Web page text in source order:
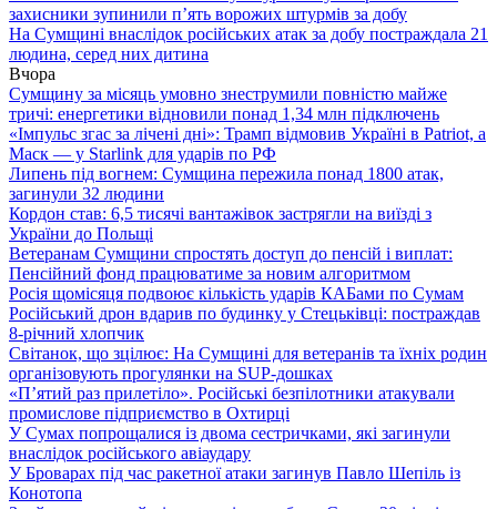
захисники зупинили п’ять ворожих штурмів за добу
На Сумщині внаслідок російських атак за добу постраждала 21
людина, серед них дитина
Вчора
Сумщину за місяць умовно знеструмили повністю майже
тричі: енергетики відновили понад 1,34 млн підключень
«Імпульс згас за лічені дні»: Трамп відмовив Україні в Patriot, а
Маск — у Starlink для ударів по РФ
Липень під вогнем: Сумщина пережила понад 1800 атак,
загинули 32 людини
Кордон став: 6,5 тисячі вантажівок застрягли на виїзді з
України до Польщі
Ветеранам Сумщини спростять доступ до пенсій і виплат:
Пенсійний фонд працюватиме за новим алгоритмом
Росія щомісяця подвоює кількість ударів КАБами по Сумам
Російський дрон вдарив по будинку у Стецьківці: постраждав
8-річний хлопчик
Світанок, що зцілює: На Сумщині для ветеранів та їхніх родин
організовують прогулянки на SUP-дошках
«П’ятий раз прилетіло». Російські безпілотники атакували
промислове підприємство в Охтирці
У Сумах попрощалися із двома сестричками, які загинули
внаслідок російського авіаудару
У Броварах під час ракетної атаки загинув Павло Шепіль із
Конотопа